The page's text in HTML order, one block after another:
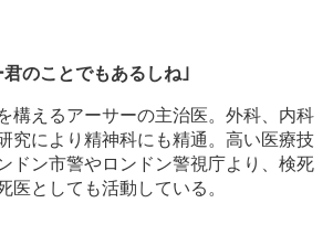
のことでもあるしね｣
構えるアーサーの主治医。外科、内科
究により精神科にも精通。高い医療技
ドン市警やロンドン警視庁より、検死
医としても活動している。